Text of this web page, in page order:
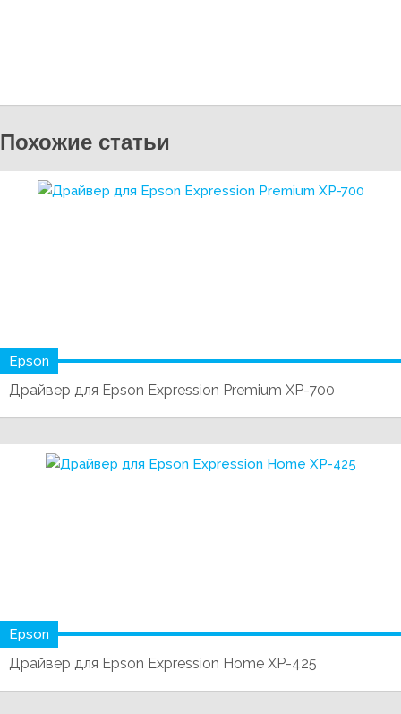
Похожие статьи
Epson
Драйвер для Epson Expression Premium XP-700
Epson
Драйвер для Epson Expression Home XP-425